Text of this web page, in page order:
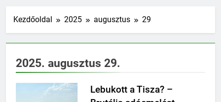
9 Hónap Ezelőtt
Otthon Start: fiatal
családok új esélye – már
50 ezren éltek vele,
egyre népszerűbb
Évi 1 millió forinttal segíti
a kormány a
jutni
Méltóságteljes
Kezdőoldal 2025 augusztus 29
2025. augusztus 29.
Lebukott a Tisza? –